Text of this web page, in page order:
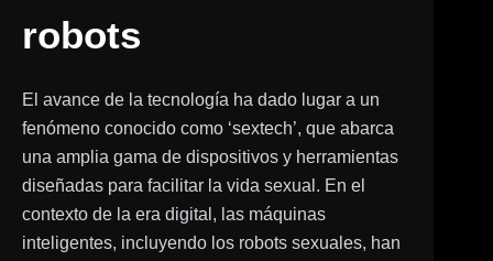
robots
El avance de la tecnología ha dado lugar a un
fenómeno conocido como ‘sextech’, que abarca
una amplia gama de dispositivos y herramientas
diseñadas para facilitar la vida sexual. En el
contexto de la era digital, las máquinas
inteligentes, incluyendo los robots sexuales, han